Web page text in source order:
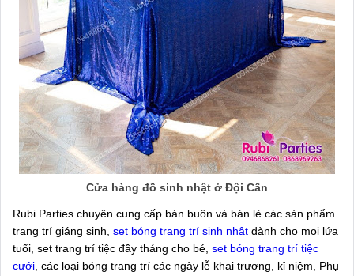
Cửa hàng đồ sinh nhật ở Đội Cấn
Rubi Parties chuyên cung cấp bán buôn và bán lẻ các sản phẩm
trang trí giáng sinh, set bóng trang trí sinh nhật dành cho mọi lứa
tuổi, set trang trí tiệc đầy tháng cho bé, set bóng trang trí tiệc
cưới , các loại bóng trang trí các ngày lễ khai trương, kỉ niệm, Phụ